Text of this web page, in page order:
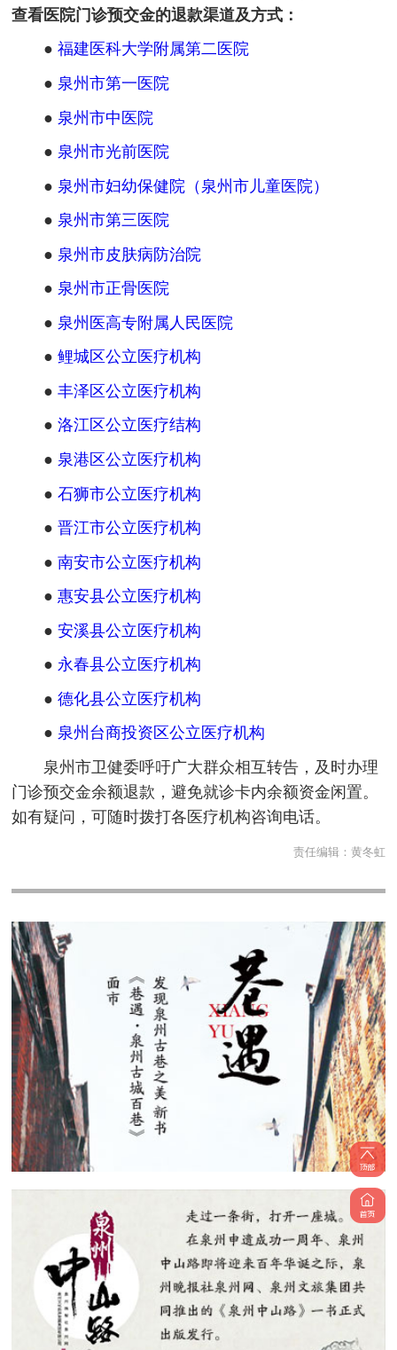
查看医院门诊预交金的退款渠道及方式：
● 福建医科大学附属第二医院
● 泉州市第一医院
● 泉州市中医院
● 泉州市光前医院
● 泉州市妇幼保健院（泉州市儿童医院）
● 泉州市第三医院
● 泉州市皮肤病防治院
● 泉州市正骨医院
● 泉州医高专附属人民医院
● 鲤城区公立医疗机构
● 丰泽区公立医疗机构
● 洛江区公立医疗结构
● 泉港区公立医疗机构
● 石狮市公立医疗机构
● 晋江市公立医疗机构
● 南安市公立医疗机构
● 惠安县公立医疗机构
● 安溪县公立医疗机构
● 永春县公立医疗机构
● 德化县公立医疗机构
● 泉州台商投资区公立医疗机构
泉州市卫健委呼吁广大群众相互转告，及时办理
门诊预交金余额退款，避免就诊卡内余额资金闲置。
如有疑问，可随时拨打各医疗机构咨询电话。
责任编辑： 黄冬虹